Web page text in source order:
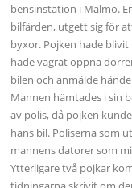
bensinstation i Malmö.
bilfärden, utgett sig för
byxor. Pojken hade
hade vägrat öppna
bilen och anmälde
Mannen hämtades i sin
av polis, då pojken
hans bil. Poliserna som
mannens datorer som
Ytterligare två pojkar